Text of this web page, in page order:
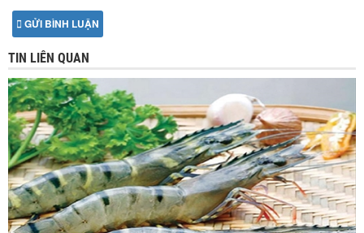
GỬI BÌNH LUẬN
TIN LIÊN QUAN